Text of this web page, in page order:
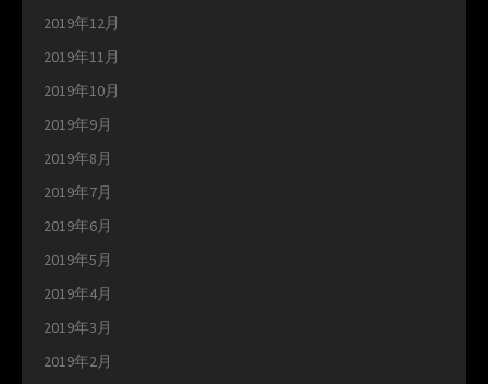
2019年12月
2019年11月
2019年10月
2019年9月
2019年8月
2019年7月
2019年6月
2019年5月
2019年4月
2019年3月
2019年2月